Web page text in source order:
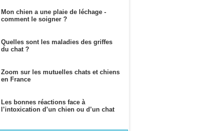
Mon chien a une plaie de léchage -
comment le soigner ?
Quelles sont les maladies des griffes
du chat ?
Zoom sur les mutuelles chats et chiens
en France
Les bonnes réactions face à
l’intoxication d’un chien ou d’un chat